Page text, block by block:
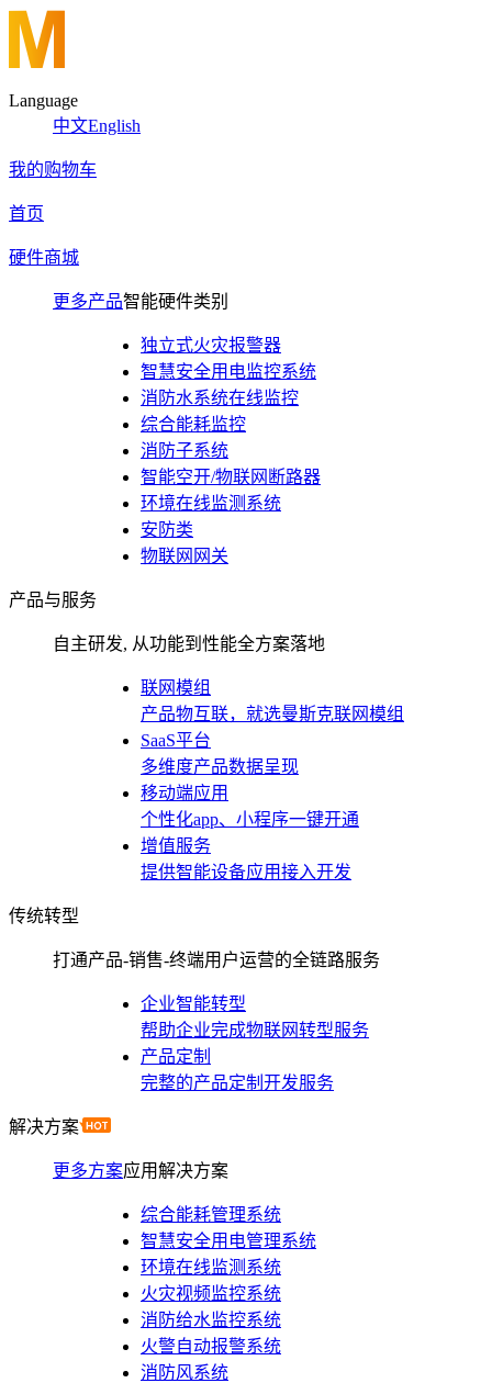
Language
中文English
我的购物车
首页
硬件商城
更多产品智能硬件类别
独立式火灾报警器
智慧安全用电监控系统
消防水系统在线监控
综合能耗监控
消防子系统
智能空开/物联网断路器
环境在线监测系统
安防类
物联网网关
产品与服务
自主研发, 从功能到性能全方案落地
联网模组
产品物互联，就选曼斯克联网模组
SaaS平台
多维度产品数据呈现
移动端应用
个性化app、小程序一键开通
增值服务
提供智能设备应用接入开发
传统转型
打通产品-销售-终端用户运营的全链路服务
企业智能转型
帮助企业完成物联网转型服务
产品定制
完整的产品定制开发服务
解决方案
更多方案应用解决方案
综合能耗管理系统
智慧安全用电管理系统
环境在线监测系统
火灾视频监控系统
消防给水监控系统
火警自动报警系统
消防风系统